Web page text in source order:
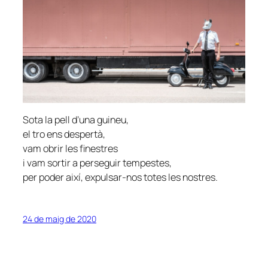
Sota la pell d’una guineu,
el tro ens despertà,
vam obrir les finestres
i vam sortir a perseguir tempestes,
per poder així, expulsar-nos totes les nostres.
24 de maig de 2020